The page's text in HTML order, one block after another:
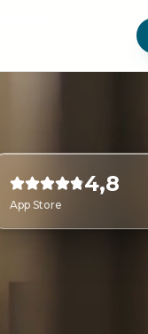
4,8
App Store